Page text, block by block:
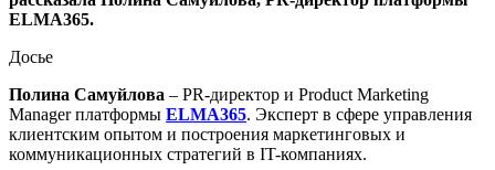
ELMA365.
Досье
Полина Самуйлова – PR-директор и Product Marketing
Manager платформы ELMA365. Эксперт в сфере управления
клиентским опытом и построения маркетинговых и
коммуникационных стратегий в IT-компаниях.